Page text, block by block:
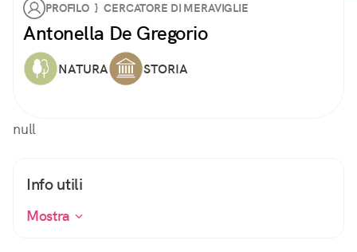
PROFILO } CERCATORE DI MERAVIGLIE
Antonella De Gregorio
NATURA STORIA
null
Info utili
Mostra